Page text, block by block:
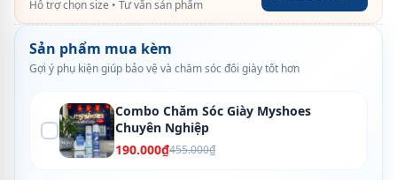
Hỗ trợ chọn size • Tư vấn sản phẩm
Sản phẩm mua kèm
Gợi ý phụ kiện giúp bảo vệ và chăm sóc đôi giày tốt hơn
Combo Chăm Sóc Giày Myshoes
Chuyên Nghiệp
190.000₫455.000₫